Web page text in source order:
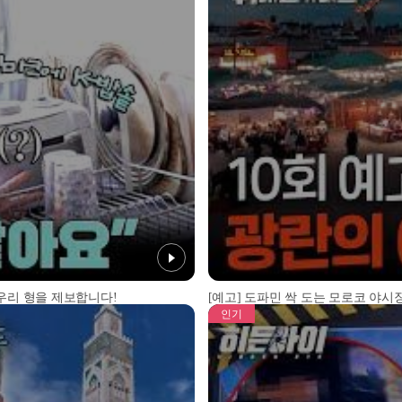
리 형을 제보합니다! [예고] 도파민 싹 도는 모로코 야시
인기